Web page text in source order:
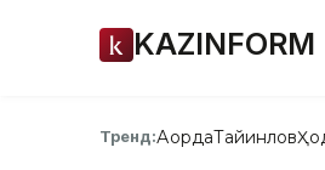
KAZINFORM
Тренд:АқордаТайинлов